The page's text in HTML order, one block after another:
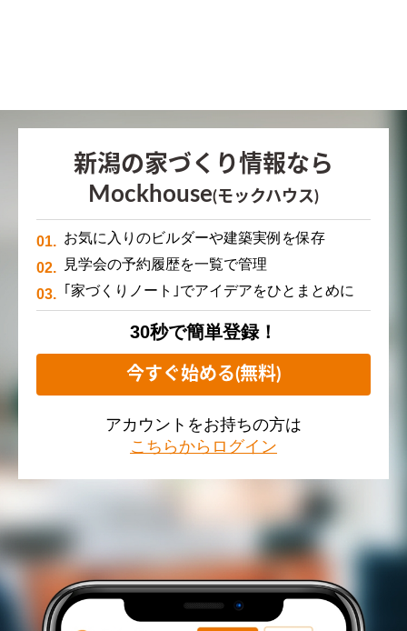
新潟の家づくり情報なら
Mockhouse(モックハウス)
お気に入りのビルダーや建築実例を保存
見学会の予約履歴を一覧で管理
｢家づくりノート｣でアイデアをひとまとめに
30秒で簡単登録！
今すぐ始める(無料)
アカウントをお持ちの方は
こちらからログイン